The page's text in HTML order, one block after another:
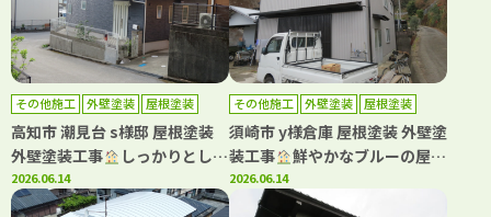
その他施工 外壁塗装 屋根塗装
高知市 潮見台 s様邸 屋根塗装
外壁塗装工事
しっかりとした
安心できる工事をご提案させて
いただきました
2026.06.14
その他施工 外壁塗装 屋根塗装
須崎市 y様倉庫 屋根塗装 外壁塗
装工事
鮮やかなブルーの屋根
で明るい雰囲気にイメチェン
2026.06.14